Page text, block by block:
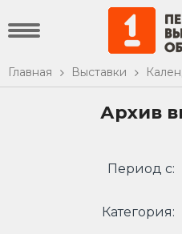
Главная Выставки
Архив
Период c:
Категория: